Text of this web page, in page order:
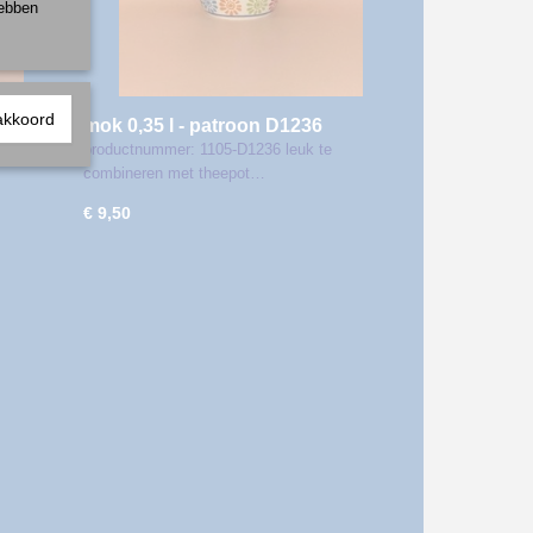
mok 0,35 l - patroon D1236
productnummer: 1105-D1236 leuk te
combineren met theepot…
€ 9,50